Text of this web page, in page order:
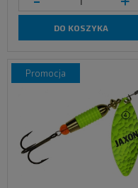
DO KOSZYKA
promocja